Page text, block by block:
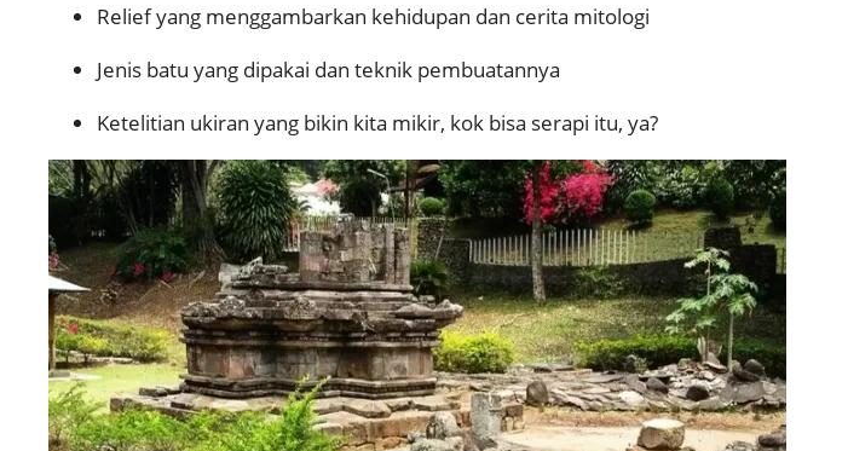
Relief yang menggambarkan kehidupan dan cerita mitologi
Jenis batu yang dipakai dan teknik pembuatannya
Ketelitian ukiran yang bikin kita mikir, kok bisa serapi itu, ya?